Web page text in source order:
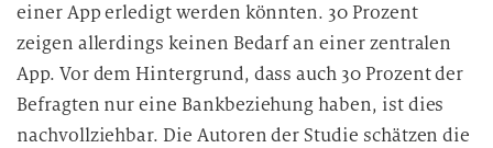
einer App erledigt werden könnten. 30 Prozent
zeigen allerdings keinen Bedarf an einer zentralen
App. Vor dem Hintergrund, dass auch 30 Prozent der
Befragten nur eine Bankbeziehung haben, ist dies
nachvollziehbar. Die Autoren der Studie schätzen die